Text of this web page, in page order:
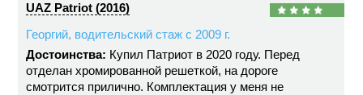
UAZ Patriot (2016)
Георгий, водительский стаж с 2009 г.
Достоинства: Купил Патриот в 2020 году. Перед
отделан хромированной решеткой, на дороге
смотрится прилично. Комплектация у меня не